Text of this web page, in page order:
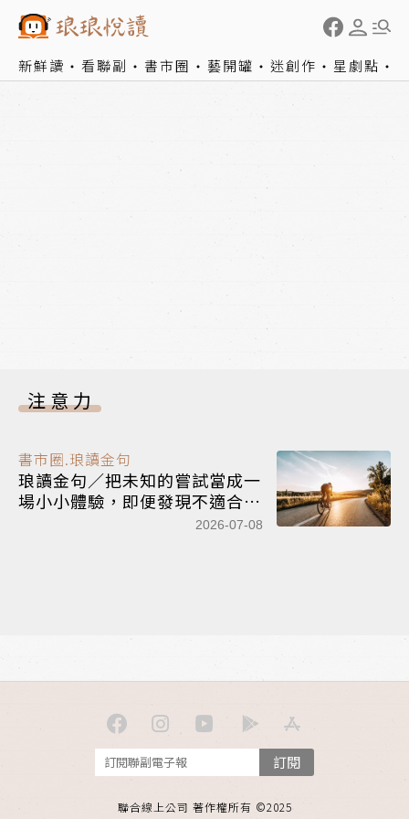
新鮮讀 看聯副 書市圈 藝開罐 迷創作 星劇點
注意力
書市圈.琅讀金句
琅讀金句／把未知的嘗試當成一
場小小體驗，即便發現不適合，
也是為下次成功儲備的幸運養分
2026-07-08
訂閱
聯合線上公司 著作權所有 ©2025